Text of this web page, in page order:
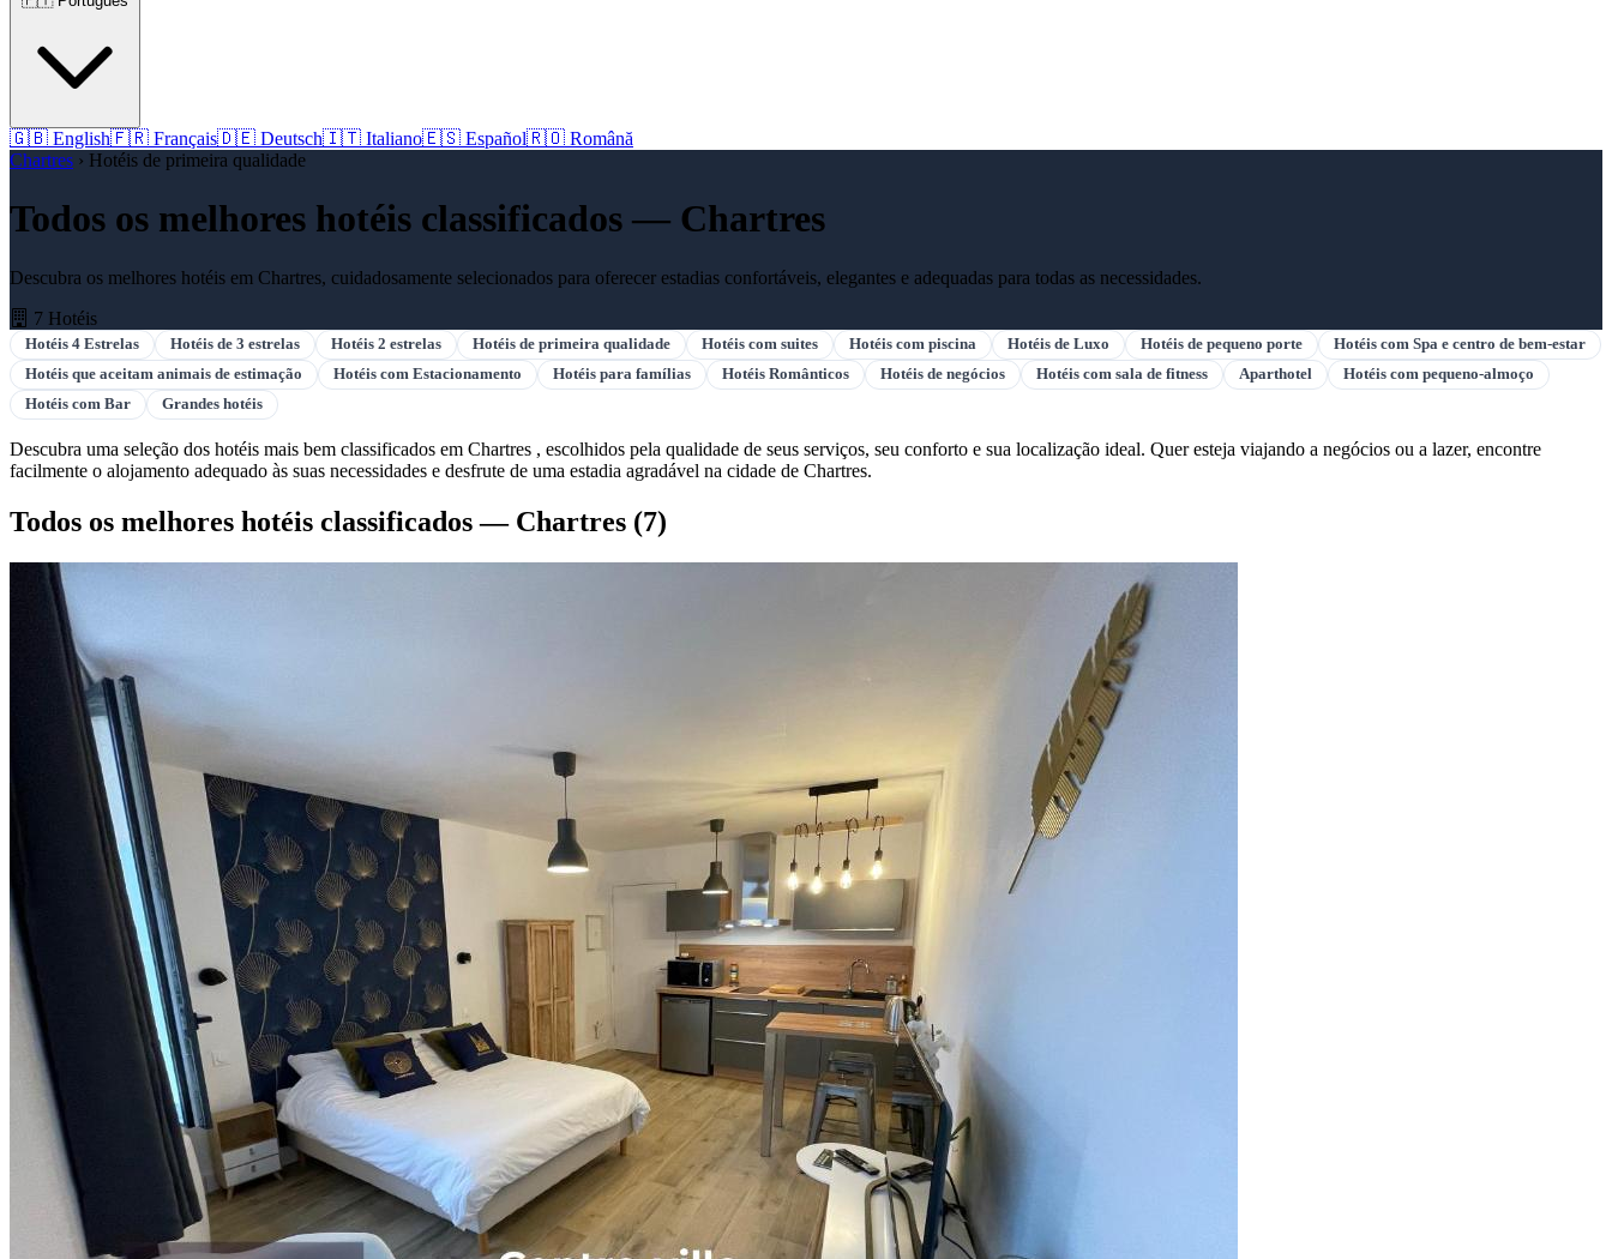
🇬🇧 English🇫🇷 Français🇩🇪 Deutsch🇮🇹 Italiano🇪🇸 Español🇷🇴 Română
Chartres › Hotéis de primeira qualidade
Todos os melhores hotéis classificados — Chartres
Descubra os melhores hotéis em Chartres, cuidadosamente selecionados para oferecer estadias confortáveis, elegantes e adequadas para todas as necessidades.
7 Hotéis
Hotéis 4 Estrelas Hotéis de 3 estrelas Hotéis 2 estrelas Hotéis de primeira qualidade Hotéis com suites Hotéis com piscina Hotéis de Luxo Hotéis de pequeno porte
Hotéis com Spa e centro de bem-estar
Hotéis que aceitam animais de estimação
Hotéis com Estacionamento Hotéis para famílias Hotéis Românticos Hotéis de negócios Hotéis com sala de fitness Aparthotel
Hotéis com pequeno-almoço
Hotéis com Bar
Grandes hotéis
Descubra uma seleção dos hotéis mais bem classificados em Chartres , escolhidos pela qualidade de seus serviços, seu conforto e sua localização ideal. Quer esteja viajando a negócios ou a lazer, encontre
facilmente o alojamento adequado às suas necessidades e desfrute de uma estadia agradável na cidade de Chartres.
Todos os melhores hotéis classificados — Chartres (7)